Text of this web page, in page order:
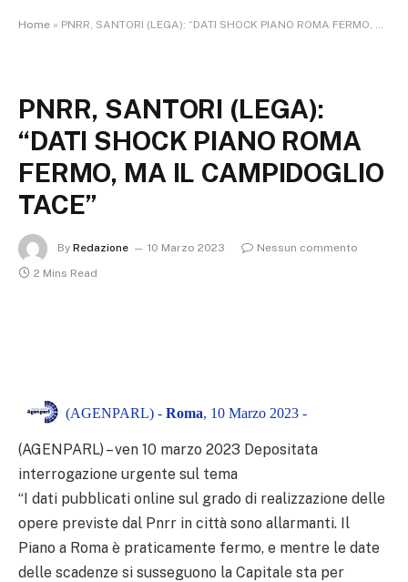
Home » PNRR, SANTORI (LEGA): “DATI SHOCK PIANO ROMA FERMO, MA IL CAMPIDOGLIO TACE”
PNRR, SANTORI (LEGA):
“DATI SHOCK PIANO ROMA
FERMO, MA IL CAMPIDOGLIO
TACE”
By Redazione 10 Marzo 2023
Nessun commento
2 Mins Read
(AGENPARL) - Roma, 10 Marzo 2023 -
(AGENPARL) – ven 10 marzo 2023 Depositata
interrogazione urgente sul tema
“I dati pubblicati online sul grado di realizzazione delle
opere previste dal Pnrr in città sono allarmanti. Il
Piano a Roma è praticamente fermo, e mentre le date
delle scadenze si susseguono la Capitale sta per